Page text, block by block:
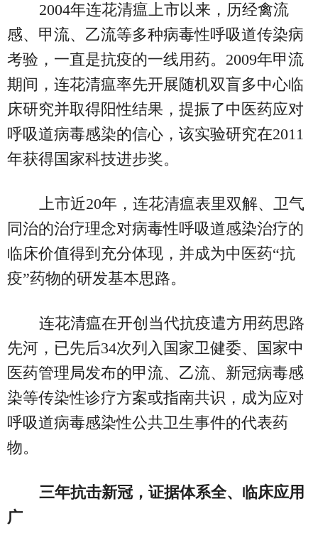
2004年连花清瘟上市以来，历经禽流
感、甲流、乙流等多种病毒性呼吸道传染病
考验，一直是抗疫的一线用药。2009年甲流
期间，连花清瘟率先开展随机双盲多中心临
床研究并取得阳性结果，提振了中医药应对
呼吸道病毒感染的信心，该实验研究在2011
年获得国家科技进步奖。
上市近20年，连花清瘟表里双解、卫气
同治的治疗理念对病毒性呼吸道感染治疗的
临床价值得到充分体现，并成为中医药“抗
疫”药物的研发基本思路。
连花清瘟在开创当代抗疫遣方用药思路
先河，已先后34次列入国家卫健委、国家中
医药管理局发布的甲流、乙流、新冠病毒感
染等传染性诊疗方案或指南共识，成为应对
呼吸道病毒感染性公共卫生事件的代表药
物。
三年抗击新冠，证据体系全、临床应用
广